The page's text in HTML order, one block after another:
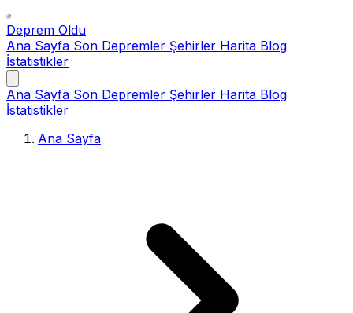
Deprem Oldu
Ana Sayfa Son Depremler Şehirler Harita Blog
İstatistikler
Ana Sayfa Son Depremler Şehirler Harita Blog
İstatistikler
Ana Sayfa